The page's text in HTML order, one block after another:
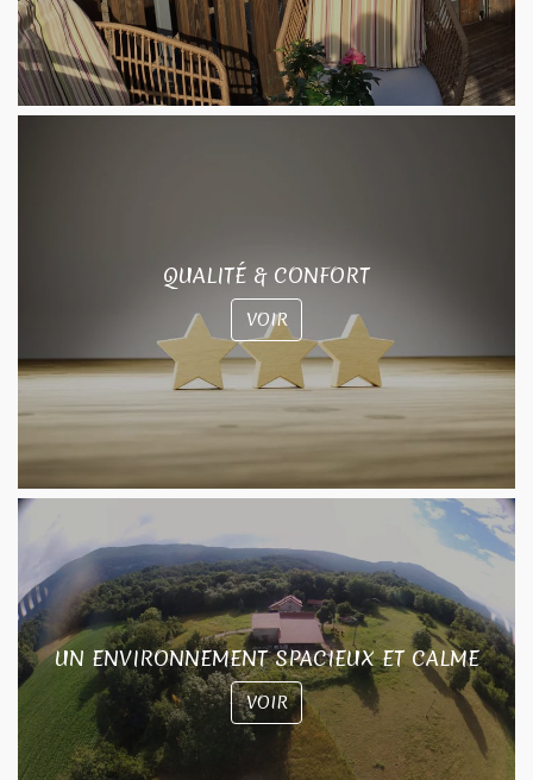
QUALITÉ & CONFORT
VOIR
UN ENVIRONNEMENT SPACIEUX ET CALME
VOIR